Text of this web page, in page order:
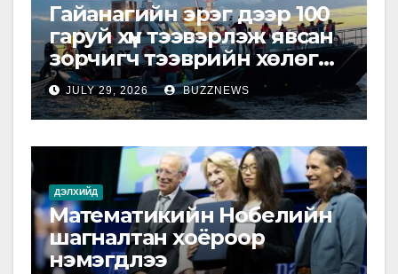
Гайанагийн эрэг дээр 100
гаруй хүн тээвэрлэж явсан
зорчигч тээврийн хөлөг
живжээ
JULY 29, 2026 BUZZNEWS
ДЭЛХИЙД
Математикийн Нобелийн
шагналтан хоёроор
нэмэгдлээ